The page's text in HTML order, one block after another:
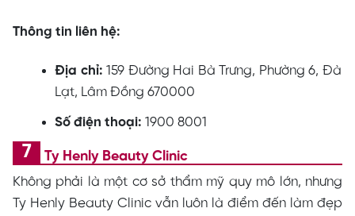
Thông tin liên hệ:
Địa chỉ: 159 Đường Hai Bà Trưng, Phường 6, Đà
Lạt, Lâm Đồng 670000
Số điện thoại:1900 8001
Ty Henly Beauty Clinic
Không phải là một cơ sở thẩm mỹ quy mô lớn, nhưng
Ty Henly Beauty Clinic vẫn luôn là điểm đến làm đẹp